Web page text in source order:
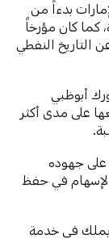
بدءاً من
كما كان مؤرخاً
التاريخ النفطي
أبوظبي
جمعها على مدى أكثر
شاهداً على جهوده
في حفظ
يملك في خدمة